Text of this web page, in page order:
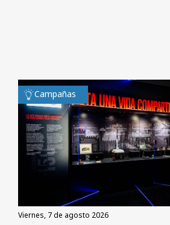
Campañas
viernes, 7 de agosto 2026